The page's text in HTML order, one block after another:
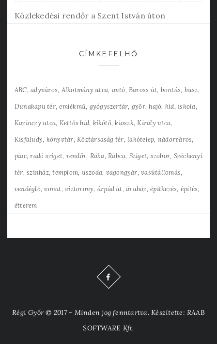
Közlekedési rendőr a Szent István úton
CÍMKEFELHŐ
ABC adyváros Alkotmány utca autó Baross út bontás busz
Dunakapu tér emlékmű gyógyszertár győr hajó híd iskola
Kazinczy utca Kettős híd kikötő kioszk Király utca
Kisfaludy könyvtár Köztársaság tér lakótelep nádorváros
piac radó sziget rendőr Rába Rábca Sziget szobor Széchenyi
tér színház templom uszoda vagongyár vasútállomás
vendéglő vonat víztorony árpád út áruház építkezés építés
étterem
Régi Győr © 2017 - Minden jog fenntartva. Készítette: RAAB
SOFTWARE Kft.